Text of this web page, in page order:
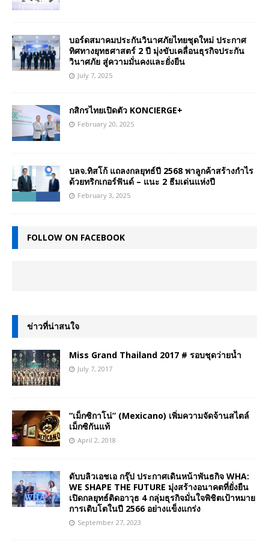
บอร์ดสมาคมประกันวินาศภัยไทยชุดใหม่ ประกาศ
ทิศทางยุทธศาสตร์ 2 ปี มุ่งขับเคลื่อนธุรกิจประกัน
วินาศภัย สู่ความมั่นคงและยั่งยืน
July 7, 2025
กสิกรไทยเปิดตัว KONCIERGE+
February 20, 2025
บลจ.ทิสโก้ แถลงกลยุทธ์ปี 2568 พาลูกค้าสร้างกำไร
ด้วยทริกเกอร์ฟันด์ – แนะ 2 ธีมเด่นแห่งปี
February 3, 2025
FOLLOW ON FACEBOOK
ข่าวที่น่าสนใจ
Miss Grand Thailand 2017 # รอบชุดว่ายน้ำ
July 7, 2017
“เม็กซิกาโน่” (Mexicano) เพิ่มความจัดจ้านสไตล์
เม็กซิกันแท้
April 2, 2018
ดับบลิวเอชเอ กรุ๊ป ประกาศเดินหน้าพันธกิจ WHA:
WE SHAPE THE FUTURE มุ่งสร้างอนาคตที่ยั่งยืน
เปิดกลยุทธ์ติดอาวุธ 4 กลุ่มธุรกิจมั่นใจพิชิตเป้าหมาย
การเติบโตในปี 2566 อย่างแข็งแกร่ง
September 27, 2023